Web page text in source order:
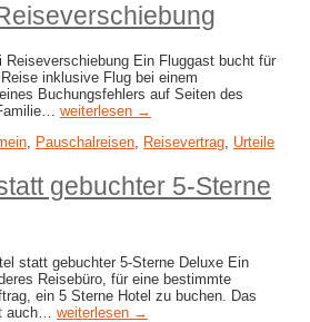
Reiseverschiebung Ein Fluggast bucht für
inklusive Flug bei einem
Buchungsfehlers auf Seiten des
weiterlesen →
, Pauschalreisen, Reisevertrag, Urteile
gebuchter 5-Sterne
statt gebuchter 5-Sterne Deluxe Ein
Reisebüro, für eine bestimmte
ein 5 Sterne Hotel zu buchen. Das
auch… weiterlesen →